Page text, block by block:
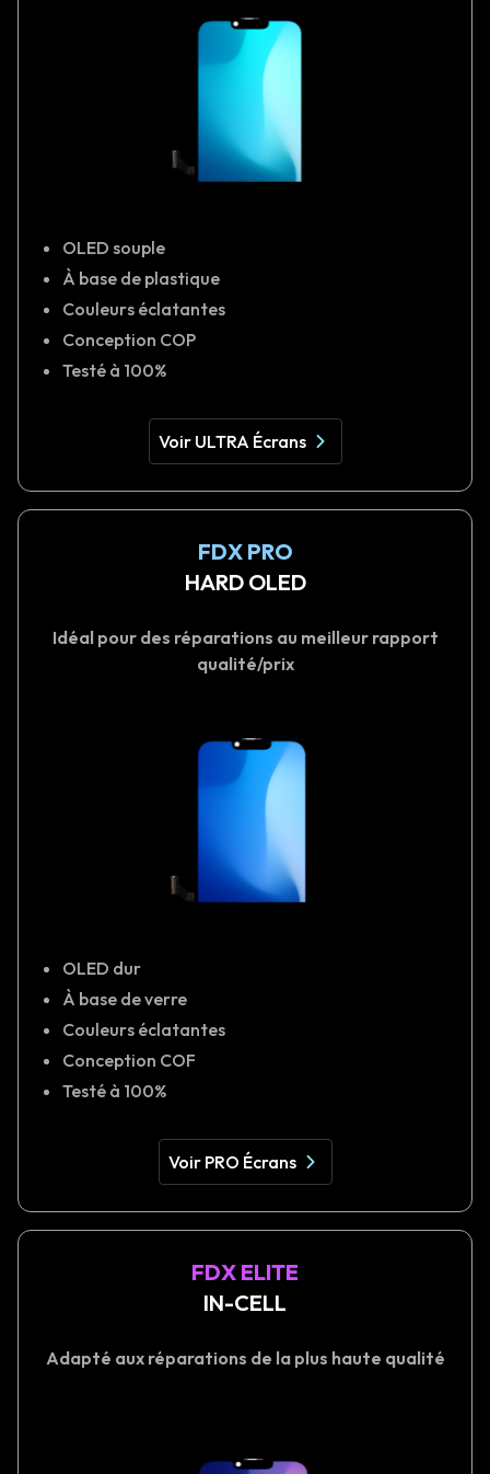
OLED souple
À base de plastique
Couleurs éclatantes
Conception COP
Testé à 100%
Voir ULTRA Écrans
FDX PRO
HARD OLED
Idéal pour des réparations au meilleur rapport
qualité/prix
OLED dur
À base de verre
Couleurs éclatantes
Conception COF
Testé à 100%
Voir PRO Écrans
FDX ELITE
IN-CELL
Adapté aux réparations de la plus haute qualité